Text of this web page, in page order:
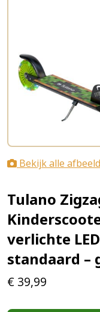
Bekijk alle
Tulano
verlichte
standaard –
€ 39,99